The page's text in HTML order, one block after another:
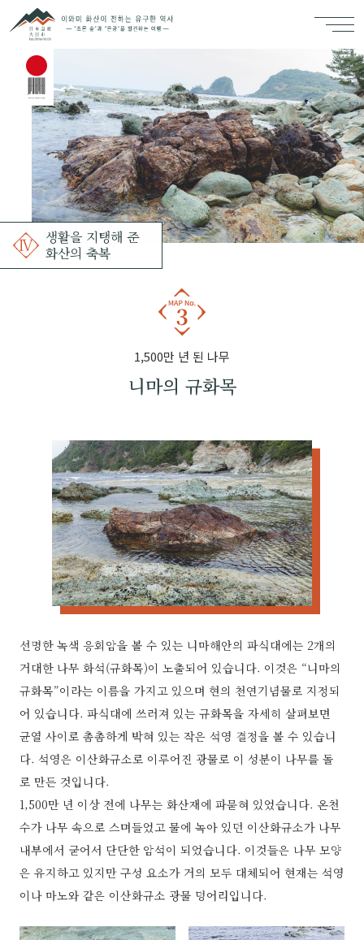
생활을 지탱해 준
화산의 축복
1,500만 년 된 나무
니마의 규화목
선명한 녹색 응회암을 볼 수 있는 니마해안의 파식대에는 2개의
거대한 나무 화석(규화목)이 노출되어 있습니다. 이것은 “니마의
규화목”이라는 이름을 가지고 있으며 현의 천연기념물로 지정되
어 있습니다. 파식대에 쓰러져 있는 규화목을 자세히 살펴보면
균열 사이로 촘촘하게 박혀 있는 작은 석영 결정을 볼 수 있습니
다. 석영은 이산화규소로 이루어진 광물로 이 성분이 나무를 돌
로 만든 것입니다.
1,500만 년 이상 전에 나무는 화산재에 파묻혀 있었습니다. 온천
수가 나무 속으로 스며들었고 물에 녹아 있던 이산화규소가 나무
내부에서 굳어서 단단한 암석이 되었습니다. 이것들은 나무 모양
은 유지하고 있지만 구성 요소가 거의 모두 대체되어 현재는 석영
이나 마노와 같은 이산화규소 광물 덩어리입니다.